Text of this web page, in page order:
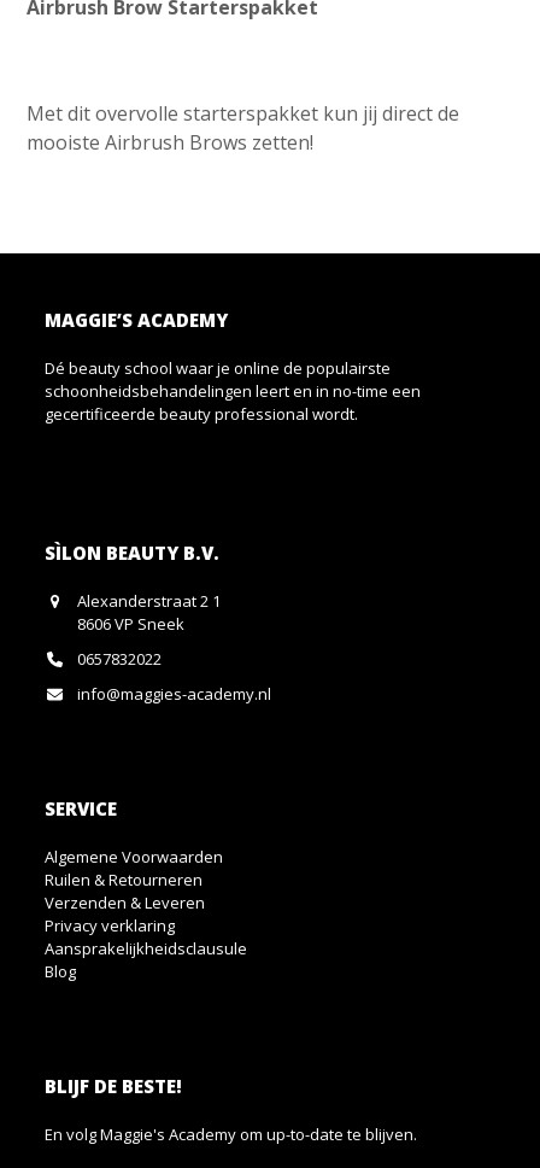
Airbrush Brow Starterspakket
Met dit overvolle starterspakket kun jij direct de
mooiste Airbrush Brows zetten!
MAGGIE’S ACADEMY
Dé beauty school waar je online de populairste
schoonheidsbehandelingen leert en in no-time een
gecertificeerde beauty professional wordt.
SÌLON BEAUTY B.V.
Alexanderstraat 2 1
8606 VP Sneek
0657832022
info@maggies-academy.nl
SERVICE
Algemene Voorwaarden
Ruilen & Retourneren
Verzenden & Leveren
Privacy verklaring
Aansprakelijkheidsclausule
Blog
BLIJF DE BESTE!
En volg Maggie's Academy om up-to-date te blijven.